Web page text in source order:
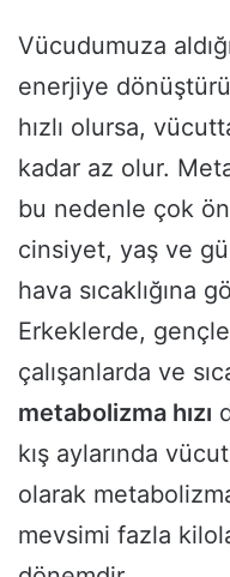
Vücudumuza
enerjiye
hızlı olursa,
kadar az olur.
bu nedenle çok
cinsiyet, yaş ve
hava sıcaklığına
Erkeklerde,
çalışanlarda ve
metabolizma hızı
kış aylarında vücut
olarak
mevsimi fazla